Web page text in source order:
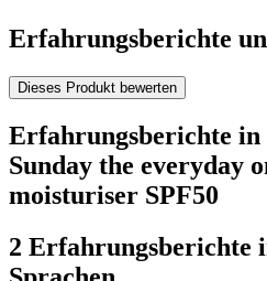
Erfahrungsberichte
Dieses Produkt bewerten
Erfahrungsberichte
Sunday the everyday
moisturiser SPF50
2 Erfahrungsberichte